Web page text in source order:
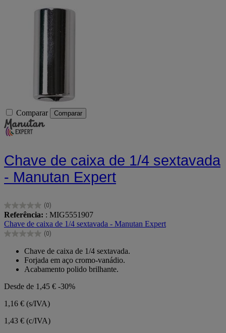
Comparar Comparar
Chave de caixa de 1/4 sextavada
- Manutan Expert
(0)
0.0
em
5
estrelas.
Referência: : MIG5551907
Chave de caixa de 1/4 sextavada - Manutan Expert
(0)
0.0
estrelas.
Chave de caixa de 1/4 sextavada.
Forjada em aço cromo-vanádio.
Acabamento polido brilhante.
Desde de 1,45 € -30%
1,16 € (s/IVA)
1,43 € (c/IVA)